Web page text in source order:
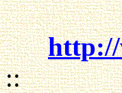
http://
::